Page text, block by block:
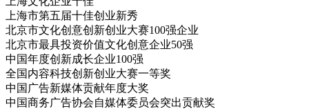
上海市第五届十佳创业新秀
北京市文化创意创新创业大赛100强企业
北京市最具投资价值文化创意企业50强
中国年度创新成长企业100强
全国内容科技创新创业大赛一等奖
中国广告新媒体贡献年度大奖
中国商务广告协会自媒体委员会突出贡献奖